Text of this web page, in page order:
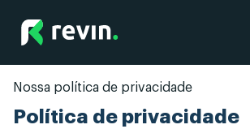
Revin
Nossa política de privacidade
Política de privacidade